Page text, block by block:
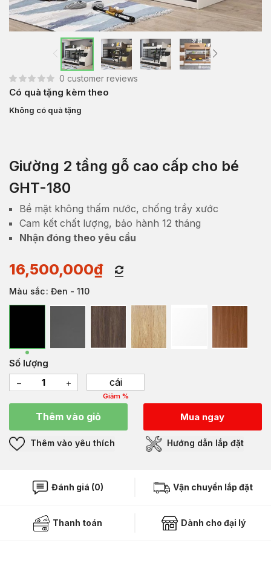
0 customer reviews
Có quà tặng kèm theo
Không có quà tặng
Giường 2 tầng gỗ cao cấp cho bé
GHT-180
Bề mặt không thấm nước, chống trầy xước
Cam kết chất lượng, bảo hành 12 tháng
Nhận đóng theo yêu cầu
16,500,000₫
Màu sắc: Đen - 110
Số lượng
cái
Giảm %
Thêm vào giỏ Mua ngay
Thêm vào yêu thích Hướng dẫn lắp đặt
Đánh giá (0) Vận chuyển lắp đặt
Thanh toán Dành cho đại lý